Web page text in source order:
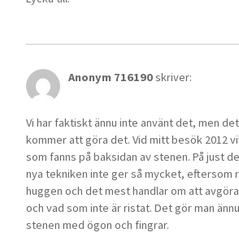
Anonym 716190skriver:
Vi har faktiskt ännu inte använt det, men
kommer att göra det. Vid mitt besök 2012
som fanns på baksidan av stenen. På just
nya tekniken inte ger så mycket, eftersom
huggen och det mest handlar om att
och vad som inte är ristat. Det gör man
stenen med ögon och fingrar.